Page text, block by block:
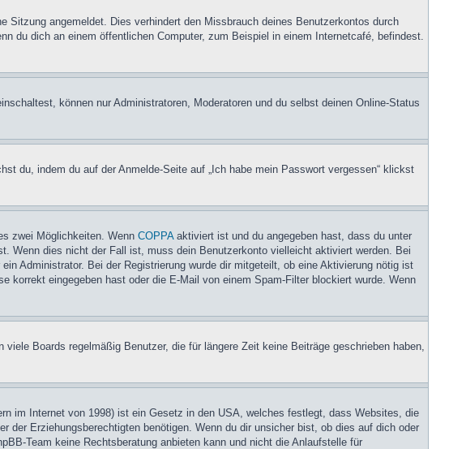
Sitzung angemeldet. Dies verhindert den Missbrauch deines Benutzerkontos durch
du dich an einem öffentlichen Computer, zum Beispiel in einem Internetcafé, befindest.
können nur Administratoren, Moderatoren und du selbst deinen Online-Status
du, indem du auf der Anmelde-Seite auf „Ich habe mein Passwort vergessen“ klickst
zwei Möglichkeiten. Wenn COPPAaktiviert ist und du angegeben hast, dass du unter
Wenn dies nicht der Fall ist, muss dein Benutzerkonto vielleicht aktiviert werden. Bei
Administrator. Bei der Registrierung wurde dir mitgeteilt, ob eine Aktivierung nötig ist
korrekt eingegeben hast oder die E-Mail von einem Spam-Filter blockiert wurde. Wenn
Boards regelmäßig Benutzer, die für längere Zeit keine Beiträge geschrieben haben,
im Internet von 1998) ist ein Gesetz in den USA, welches festlegt, dass Websites, die
der Erziehungsberechtigten benötigen. Wenn du dir unsicher bist, ob dies auf dich oder
Team keine Rechtsberatung anbieten kann und nicht die Anlaufstelle für